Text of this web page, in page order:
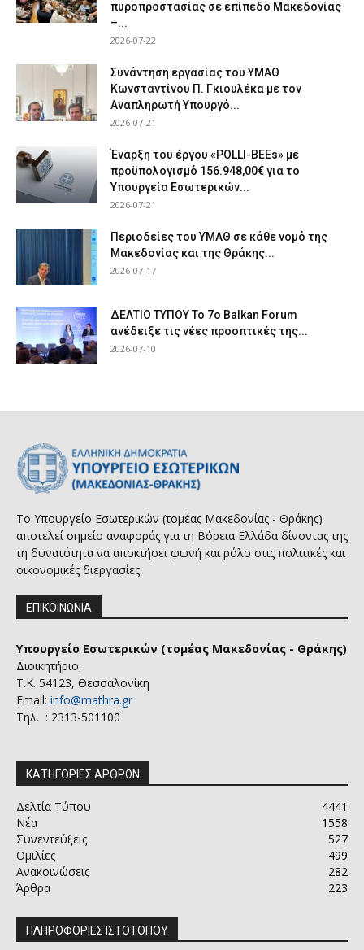
πυροπροστασίας σε επίπεδο Μακεδονίας
–...
2026-07-22
Συνάντηση εργασίας του ΥΜΑΘ
Κωνσταντίνου Π. Γκιουλέκα με τον
Αναπληρωτή Υπουργό...
2026-07-21
Έναρξη του έργου «POLLI-BEEs» με
προϋπολογισμό 156.948,00€ για το
Υπουργείο Εσωτερικών...
2026-07-21
Περιοδείες του ΥΜΑΘ σε κάθε νομό της
Μακεδονίας και της Θράκης...
2026-07-17
ΔΕΛΤΙΟ ΤΥΠΟΥ Το 7ο Balkan Forum
ανέδειξε τις νέες προοπτικές της...
2026-07-10
Το Υπουργείο Εσωτερικών (τομέας Μακεδονίας - Θράκης)
αποτελεί σημείο αναφοράς για τη Βόρεια Ελλάδα δίνοντας της
τη δυνατότητα να αποκτήσει φωνή και ρόλο στις πολιτικές και
οικονομικές διεργασίες.
ΕΠΙΚΟΙΝΩΝΙΑ
Υπουργείο Εσωτερικών (τομέας Μακεδονίας - Θράκης)
Διοικητήριο,
Τ.Κ. 54123, Θεσσαλονίκη
Email: info@mathra.gr
Τηλ. : 2313-501100
ΚΑΤΗΓΟΡΙΕΣ ΑΡΘΡΩΝ
Δελτία Τύπου
4441
Νέα
1558
Συνεντεύξεις
527
Ομιλίες
499
Ανακοινώσεις
282
Άρθρα
223
ΠΛΗΡΟΦΟΡΙΕΣ ΙΣΤΟΤΟΠΟΥ